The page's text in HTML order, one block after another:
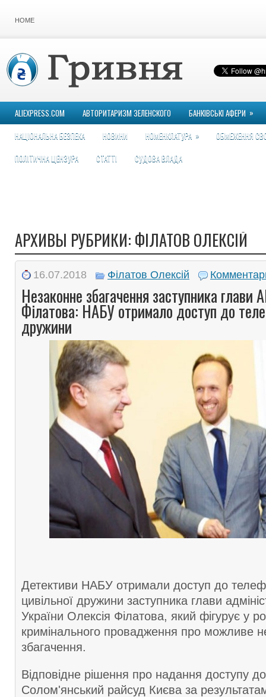
HOME
ALIEXPRESS.COM АВТОРИТАРИЗМ ЗЕЛЕНСКОГО БАНКІВСЬКІ АФЕРИ »
НАЦІОНАЛЬНА БЕЗПЕКА
НОВИНИ НОМЕНКЛАТУРА »
ОБМЕЖЕННЯ
ПОЛІТИЧНА ЦЕНЗУРА
СТАТТІ СУДОВА ВЛАДА
АРХИВЫ РУБРИКИ: ФІЛАТОВ ОЛЕКСІЙ
16.07.2018 Філатов Олексій
Незаконне збагачення заступника глави
Філатова: НАБУ отримало доступ до
дружини
Детективи НАБУ отримали доступ до
цивільної дружини заступника глави
України Олексія Філатова, який фігурує у
кримінального провадження про можливе
збагачення.
Відповідне рішення про надання доступу
Солом'янський райсуд Києва за